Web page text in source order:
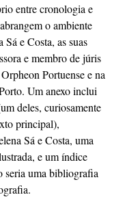
entre cronologia e
o ambiente
e Costa, as suas
e membro de júris
Portuense e na
Um anexo inclui
deles, curiosamente
principal),
Sá e Costa, uma
e um índice
seria uma bibliografia